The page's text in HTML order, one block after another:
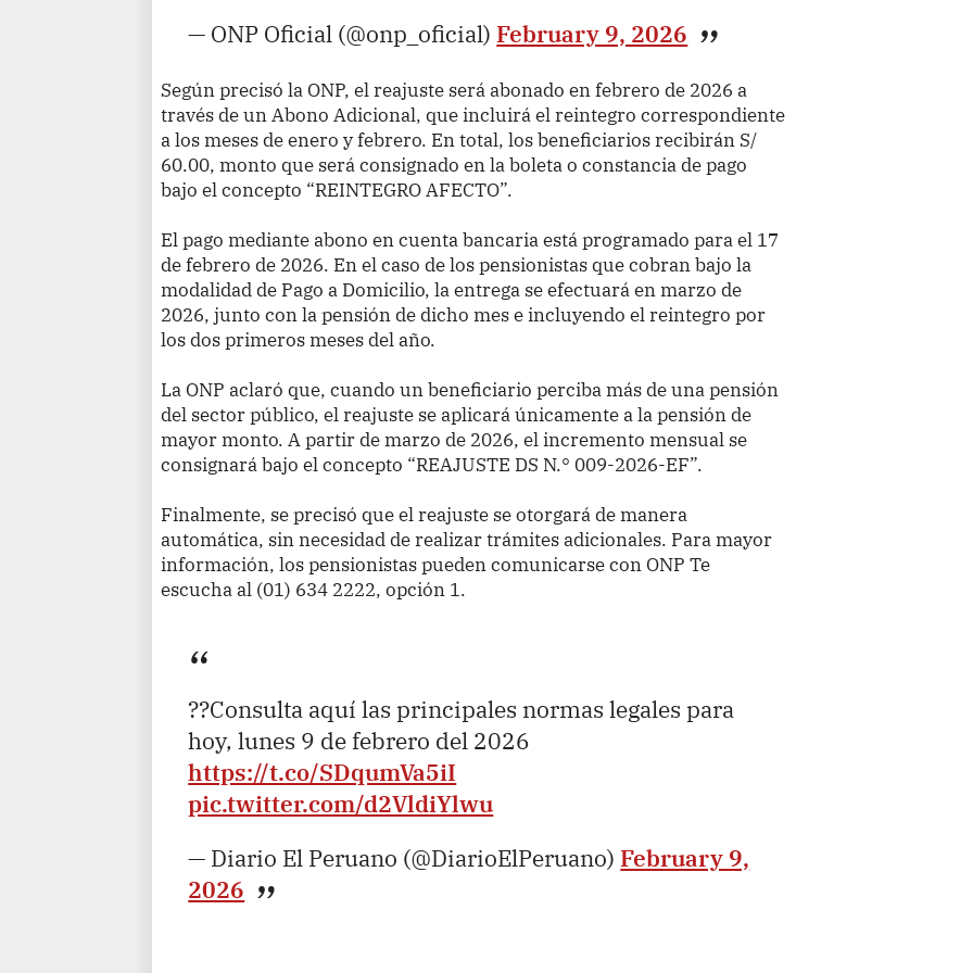
— ONP Oficial (@onp_oficial) February 9, 2026
Según precisó la ONP, el reajuste será abonado en febrero de 2026 a
través de un Abono Adicional, que incluirá el reintegro correspondiente
a los meses de enero y febrero. En total, los beneficiarios recibirán S/
60.00, monto que será consignado en la boleta o constancia de pago
bajo el concepto “REINTEGRO AFECTO”.
El pago mediante abono en cuenta bancaria está programado para el 17
de febrero de 2026. En el caso de los pensionistas que cobran bajo la
modalidad de Pago a Domicilio, la entrega se efectuará en marzo de
2026, junto con la pensión de dicho mes e incluyendo el reintegro por
los dos primeros meses del año.
La ONP aclaró que, cuando un beneficiario perciba más de una pensión
del sector público, el reajuste se aplicará únicamente a la pensión de
mayor monto. A partir de marzo de 2026, el incremento mensual se
consignará bajo el concepto “REAJUSTE DS N.° 009-2026-EF”.
Finalmente, se precisó que el reajuste se otorgará de manera
automática, sin necesidad de realizar trámites adicionales. Para mayor
información, los pensionistas pueden comunicarse con ONP Te
escucha al (01) 634 2222, opción 1.
??Consulta aquí las principales normas legales para
hoy, lunes 9 de febrero del 2026
https://t.co/SDqumVa5iI
pic.twitter.com/d2VldiYlwu
— Diario El Peruano (@DiarioElPeruano) February 9,
2026